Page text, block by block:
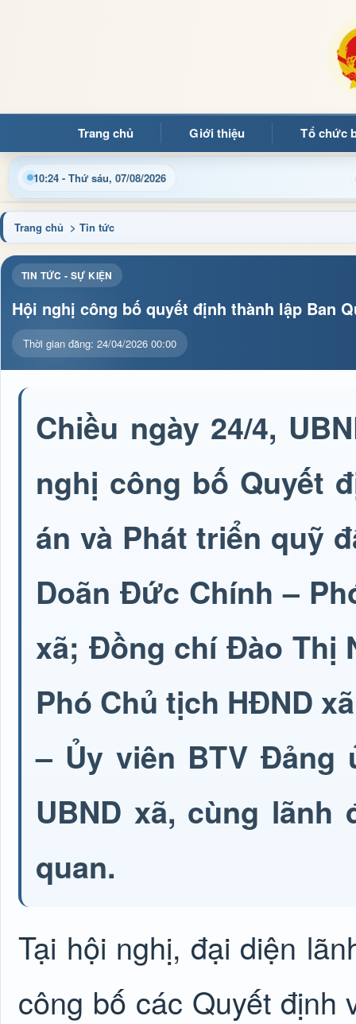
Trang chủ Giới thiệu Tổ chức
10:24 - Thứ sáu, 07/08/2026
thông tin điều hành, thủ tục hành chính và tin tức địa
Trang chủ > Tin tức
TIN TỨC - SỰ KIỆN
Hội nghị công bố quyết định thành lập Ban
Thời gian đăng: 24/04/2026 00:00
Chiều ngày 24/4,
nghị công bố Quyết
án và Phát triển quỹ
Doãn Đức Chính –
xã; Đồng chí Đào Thị
Phó Chủ tịch HĐND
– Ủy viên BTV
UBND xã, cùng
quan.
Tại hội nghị, đại diện
công bố các Quyết định